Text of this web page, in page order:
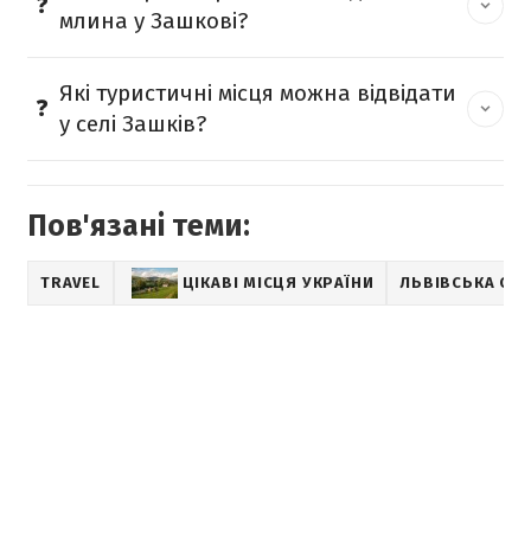
млина у Зашкові?
Які туристичні місця можна відвідати
у селі Зашків?
Пов'язані теми:
TRAVEL ЦІКАВІ МІСЦЯ УКРАЇНИ ЛЬВІВСЬКА